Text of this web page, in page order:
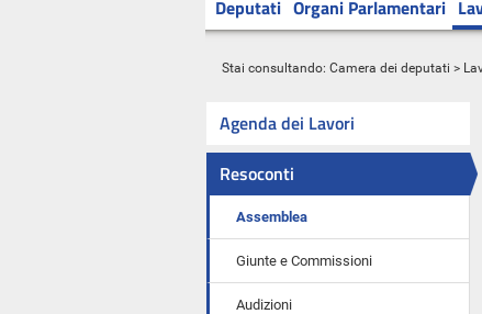
Deputati Organi Parlamentari
Stai consultando: Camera dei deputati >
Agenda dei Lavori
Resoconti
Assemblea
Giunte e Commissioni
Audizioni